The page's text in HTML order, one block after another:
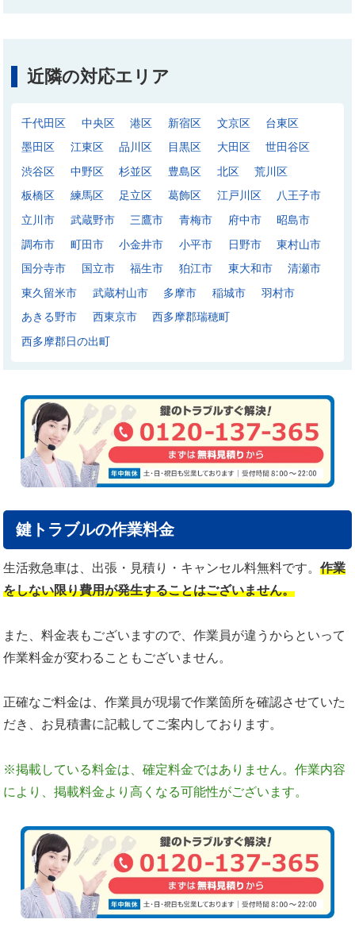
近隣の対応エリア
千代田区 中央区 港区 新宿区 文京区
台東区
墨田区
江東区 品川区 目黒区 大田区
世田谷区
渋谷区
中野区 杉並区 豊島区 北区
荒川区
板橋区
練馬区 足立区 葛飾区 江戸川区
八王子市
立川市
武蔵野市 三鷹市 青梅市 府中市
昭島市
調布市
町田市 小金井市 小平市 日野市
東村山市
国分寺市
国立市 福生市 狛江市 東大和市
清瀬市
東久留米市
武蔵村山市 多摩市 稲城市
羽村市
あきる野市
西東京市
西多摩郡瑞穂町
西多摩郡日の出町
鍵トラブルの作業料金
生活救急車は、出張・見積り・キャンセル料無料です。作業
をしない限り費用が発生することはございません。
また、料金表もございますので、作業員が違うからといって
作業料金が変わることもございません。
正確なご料金は、作業員が現場で作業箇所を確認させていた
だき、お見積書に記載してご案内しております。
※掲載している料金は、確定料金ではありません。作業内容
により、掲載料金より高くなる可能性がございます。